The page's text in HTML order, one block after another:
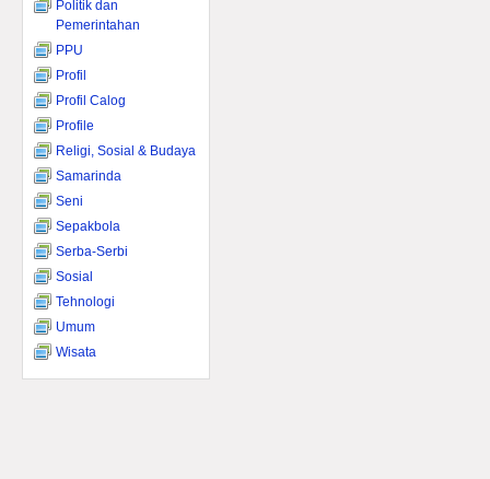
Politik dan
Pemerintahan
PPU
Profil
Profil Calog
Profile
Religi, Sosial & Budaya
Samarinda
Seni
Sepakbola
Serba-Serbi
Sosial
Tehnologi
Umum
Wisata